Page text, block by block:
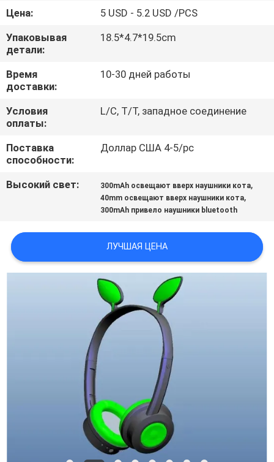
СВЯЖИТЕСЬ
МЫ
СПРОСИТЕ
ЦИТАТУ
КАРТА
САЙТА
PRIVACY
Цена:
5 USD - 5.2 USD /PCS
Упаковывая
детали:
18.5*4.7*19.5cm
Время
доставки:
10-30 дней работы
Условия
оплаты:
L/C, T/T, западное соединение
Поставка
способности:
Доллар США 4-5/pc
Высокий свет: 300mAh освещают вверх наушники кота,
40mm освещают вверх наушники кота,
300mAh привело наушники bluetooth
ЛУЧШАЯ ЦЕНА